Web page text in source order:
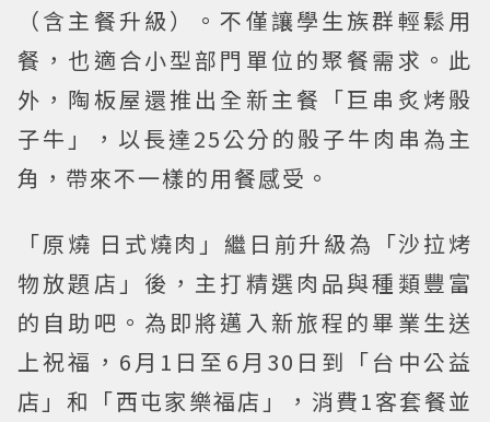
（含主餐升級）。不僅讓學生族群輕鬆用
餐，也適合小型部門單位的聚餐需求。此
外，陶板屋還推出全新主餐「巨串炙烤骰
子牛」，以長達25公分的骰子牛肉串為主
角，帶來不一樣的用餐感受。
「原燒 日式燒肉」繼日前升級為「沙拉烤
物放題店」後，主打精選肉品與種類豐富
的自助吧。為即將邁入新旅程的畢業生送
上祝福，6月1日至6月30日到「台中公益
店」和「西屯家樂福店」，消費1客套餐並